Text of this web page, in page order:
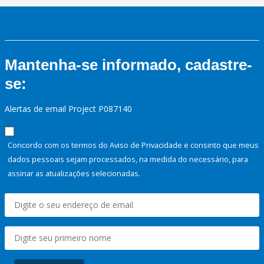
Mantenha-se informado, cadastre-
se:
Alertas de email Project P087140
Concordo com os termos do Aviso de Privacidade e consinto que meus
dados pessoais sejam processados, na medida do necessário, para
assinar as atualizações selecionadas.